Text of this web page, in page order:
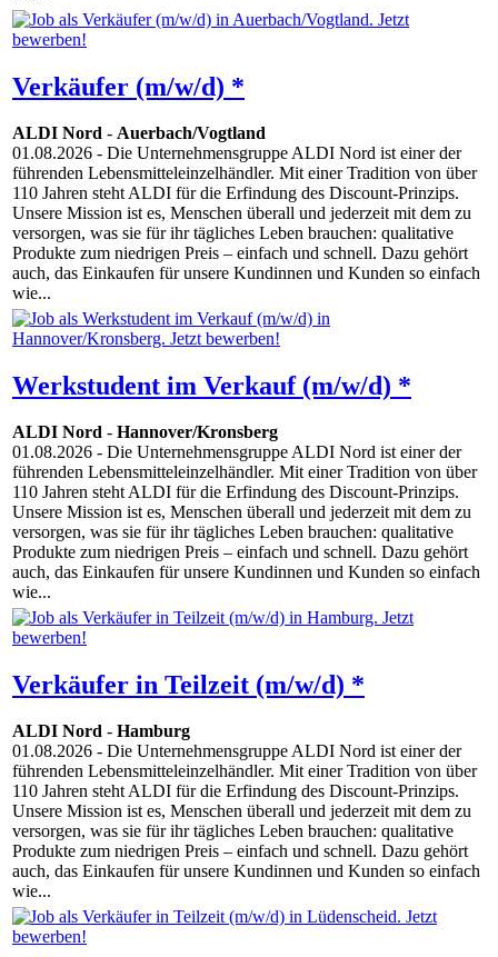
Verkäufer (m/w/d) *
ALDI Nord - Auerbach/Vogtland
01.08.2026 - Die Unternehmensgruppe ALDI Nord ist einer der
führenden Lebensmitteleinzelhändler. Mit einer Tradition von über
110 Jahren steht ALDI für die Erfindung des Discount-Prinzips.
Unsere Mission ist es, Menschen überall und jederzeit mit dem zu
versorgen, was sie für ihr tägliches Leben brauchen: qualitative
Produkte zum niedrigen Preis – einfach und schnell. Dazu gehört
auch, das Einkaufen für unsere Kundinnen und Kunden so einfach
wie...
Werkstudent im Verkauf (m/w/d) *
ALDI Nord - Hannover/Kronsberg
01.08.2026 - Die Unternehmensgruppe ALDI Nord ist einer der
führenden Lebensmitteleinzelhändler. Mit einer Tradition von über
110 Jahren steht ALDI für die Erfindung des Discount-Prinzips.
Unsere Mission ist es, Menschen überall und jederzeit mit dem zu
versorgen, was sie für ihr tägliches Leben brauchen: qualitative
Produkte zum niedrigen Preis – einfach und schnell. Dazu gehört
auch, das Einkaufen für unsere Kundinnen und Kunden so einfach
wie...
Verkäufer in Teilzeit (m/w/d) *
ALDI Nord - Hamburg
01.08.2026 - Die Unternehmensgruppe ALDI Nord ist einer der
führenden Lebensmitteleinzelhändler. Mit einer Tradition von über
110 Jahren steht ALDI für die Erfindung des Discount-Prinzips.
Unsere Mission ist es, Menschen überall und jederzeit mit dem zu
versorgen, was sie für ihr tägliches Leben brauchen: qualitative
Produkte zum niedrigen Preis – einfach und schnell. Dazu gehört
auch, das Einkaufen für unsere Kundinnen und Kunden so einfach
wie...